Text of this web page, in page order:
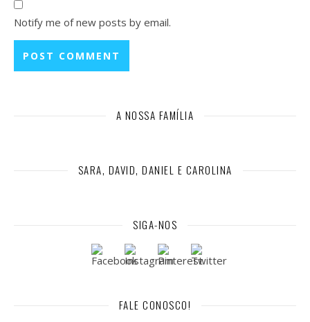
Notify me of new posts by email.
A NOSSA FAMÍLIA
SARA, DAVID, DANIEL E CAROLINA
SIGA-NOS
FALE CONOSCO!